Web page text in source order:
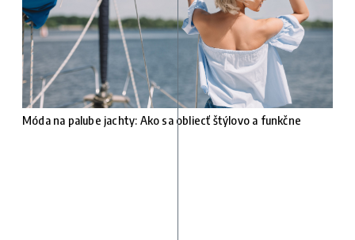
Móda na palube jachty: Ako sa obliecť štýlovo a funkčne